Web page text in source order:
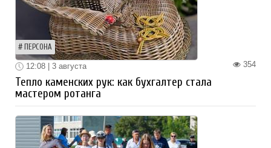
ПЕРСОНА
354
12:08 | 3 августа
Тепло каменских рук: как бухгалтер стала
мастером ротанга